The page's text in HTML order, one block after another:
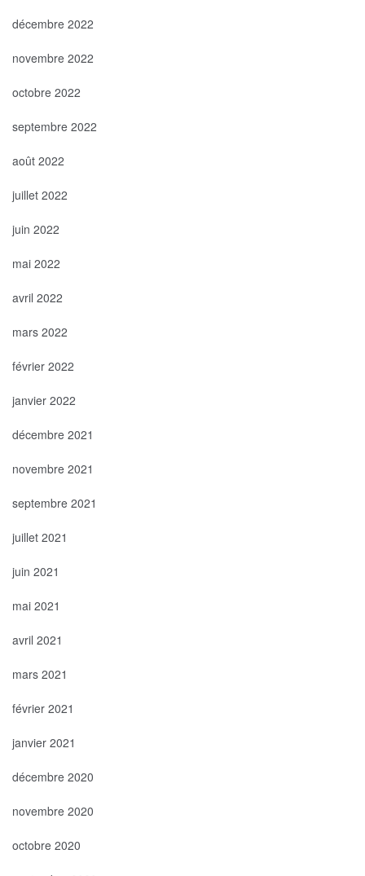
décembre 2022
novembre 2022
octobre 2022
septembre 2022
août 2022
juillet 2022
juin 2022
mai 2022
avril 2022
mars 2022
février 2022
janvier 2022
décembre 2021
novembre 2021
septembre 2021
juillet 2021
juin 2021
mai 2021
avril 2021
mars 2021
février 2021
janvier 2021
décembre 2020
novembre 2020
octobre 2020